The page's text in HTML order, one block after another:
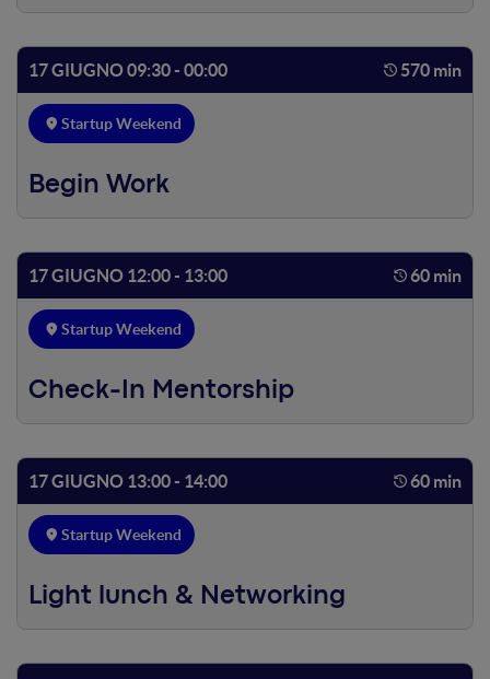
17 GIUGNO 09:30 - 00:00 570 min
Startup Weekend
Begin Work
17 GIUGNO 12:00 - 13:00 60 min
Startup Weekend
Check-In Mentorship
17 GIUGNO 13:00 - 14:00 60 min
Startup Weekend
Light lunch & Networking